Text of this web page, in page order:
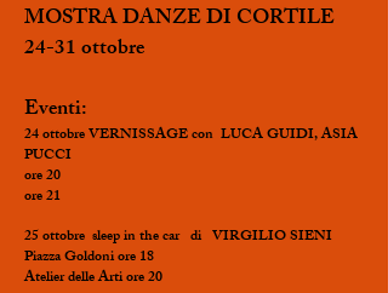
MOSTRA DANZE DI CORTILE
24-31 ottobre
Eventi:
24 ottobre VERNISSAGE con LUCA GUIDI, ASIA
PUCCI
ore 20
ore 21
25 ottobre sleep in the car di VIRGILIO SIENI
Piazza Goldoni ore 18
Atelier delle Arti ore 20